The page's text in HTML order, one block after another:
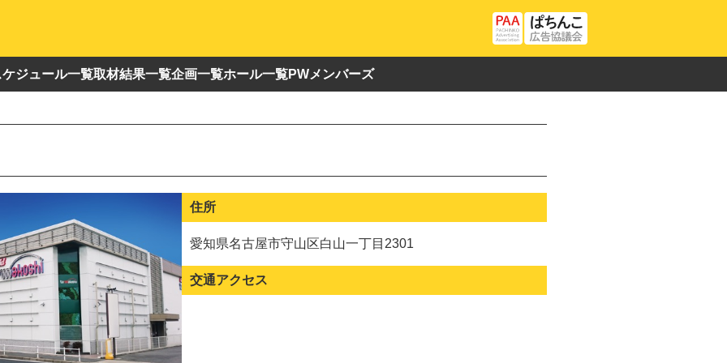
ケジュール一覧取材結果一覧企画一覧ホール一覧PWメンバーズ
住所
愛知県名古屋市守山区白山一丁目2301
交通アクセス